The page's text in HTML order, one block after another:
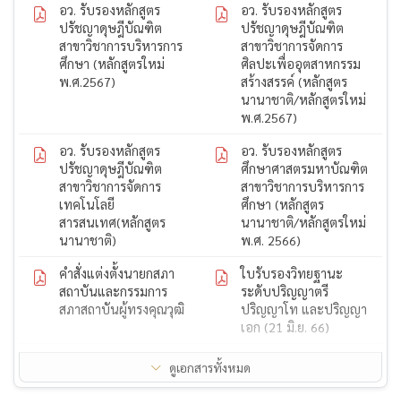
อว. รับรองหลักสูตร
ปรัชญาดุษฎีบัณฑิต
สาขาวิชาการบริหารการ
ศึกษา (หลักสูตรใหม่
พ.ศ.2567)
อว. รับรองหลักสูตร
ปรัชญาดุษฎีบัณฑิต
สาขาวิชาการจัดการ
ศิลปะเพื่ออุตสาหกรรม
สร้างสรรค์ (หลักสูตร
นานาชาติ/หลักสูตรใหม่
พ.ศ.2567)
อว. รับรองหลักสูตร
ปรัชญาดุษฎีบัณฑิต
สาขาวิชาการจัดการ
เทคโนโลยี
สารสนเทศ(หลักสูตร
นานาชาติ)
อว. รับรองหลักสูตร
ศึกษาศาสตรมหาบัณฑิต
สาขาวิชาการบริหารการ
ศึกษา (หลักสูตร
นานาชาติ/หลักสูตรใหม่
พ.ศ. 2566)
คำสั่งแต่งตั้งนายกสภา
สถาบันและกรรมการ
สภาสถาบันผู้ทรงคุณวุฒิ
ใบรับรองวิทยฐานะ
ระดับปริญญาตรี
ปริญญาโท และปริญญา
เอก (21 มิ.ย. 66)
ระดับปริญญาตรี
ระดับปริญญาโท
ดูเอกสารทั้งหมด